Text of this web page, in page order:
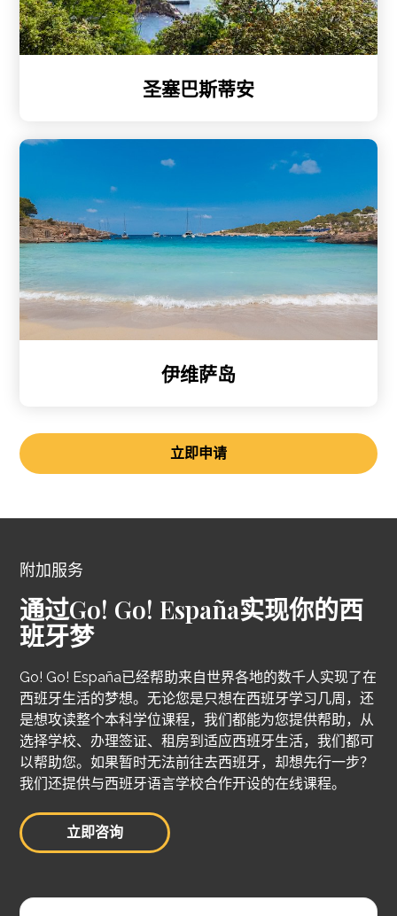
圣塞巴斯蒂安
伊维萨岛
立即申请
附加服务
通过Go! Go! España实现你的西
班牙梦
Go! Go! España已经帮助来自世界各地的数千人实现了在
西班牙生活的梦想。无论您是只想在西班牙学习几周，还
是想攻读整个本科学位课程，我们都能为您提供帮助，从
选择学校、办理签证、租房到适应西班牙生活，我们都可
以帮助您。如果暂时无法前往去西班牙，却想先行一步？
我们还提供与西班牙语言学校合作开设的在线课程。
立即咨询